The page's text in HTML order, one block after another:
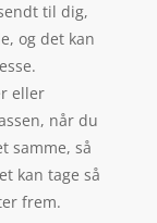
til dig,
og det kan
eller
når du
samme, så
kan tage så
frem.